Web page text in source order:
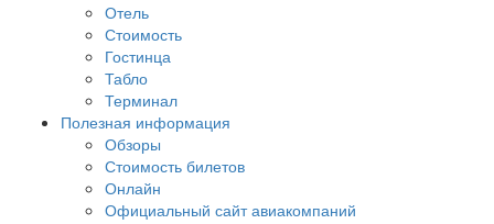
Отель
Стоимость
Гостинца
Табло
Терминал
Полезная информация
Обзоры
Стоимость билетов
Онлайн
Официальный сайт авиакомпаний